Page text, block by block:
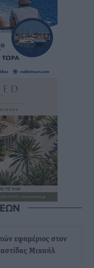
εφημέριος στον
Μιχαήλ